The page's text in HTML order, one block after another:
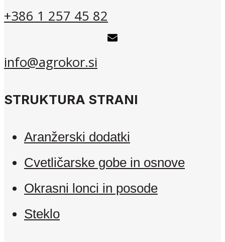
+386 1 257 45 82
info@agrokor.si
STRUKTURA STRANI
Aranžerski dodatki
Cvetličarske gobe in osnove
Okrasni lonci in posode
Steklo